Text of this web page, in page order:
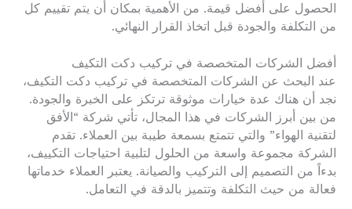
الحصول على أفضل قيمة. من الأهمية بمكان أن يتم تقييم كل
من التكلفة والجودة قبل اتخاذ القرار النهائي.
أفضل الشركات المتخصصة في تركيب دكت التكيف
عند البحث عن الشركات المتخصصة في تركيب دكت التكيف،
نجد أن هناك عدة خيارات موثوقة ترتكز على الخبرة والجودة.
من بين أبرز الشركات في هذا المجال، تأتي شركة “الأفق
لتقنية الهواء” والتي تتمتع بسمعة طيبة بين العملاء. تقدم
الشركة مجموعة واسعة من الحلول لتلبية احتياجات التكييف،
بدءاً من التصميم إلى التركيب والصيانة. يعتبر العملاء خدماتها
فعالة من حيث التكلفة وتتميز بالدقة في التعامل.